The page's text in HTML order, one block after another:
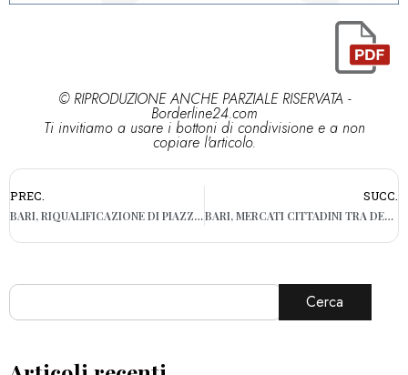
© RIPRODUZIONE ANCHE PARZIALE RISERVATA -
Borderline24.com
Ti invitiamo a usare i bottoni di condivisione e a non
copiare l'articolo.
PREC.
BARI, RIQUALIFICAZIONE DI PIAZZA MORO: AL VIA I LAVORI
SUCC.
BARI, MERCATI CITTADINI TRA DEGRADO E DISAGI: “UNO SFACELO”
Cerca